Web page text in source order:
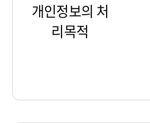
개인정보의 처
리목적